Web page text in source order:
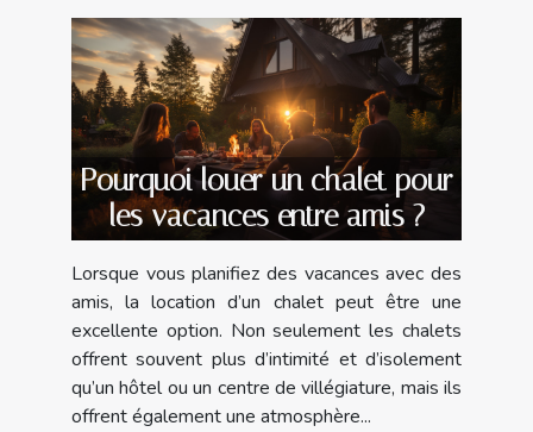
Pourquoi louer un chalet pour
les vacances entre amis ?
Lorsque vous planifiez des vacances avec des
amis, la location d’un chalet peut être une
excellente option. Non seulement les chalets
offrent souvent plus d’intimité et d’isolement
qu’un hôtel ou un centre de villégiature, mais ils
offrent également une atmosphère...